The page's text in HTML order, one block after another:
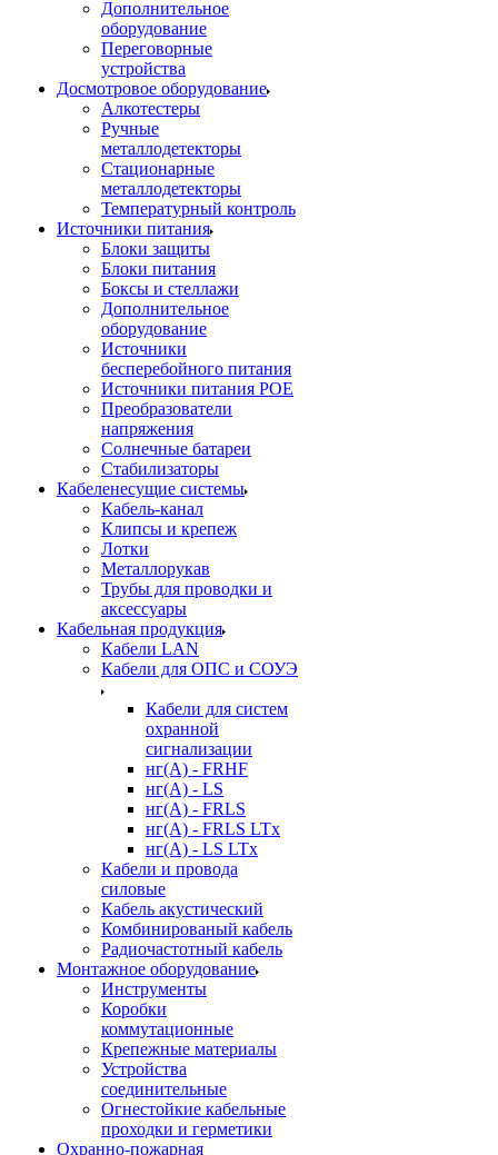
Дополнительное
оборудование
Переговорные
устройства
Досмотровое оборудование
Алкотестеры
Ручные
металлодетекторы
Стационарные
металлодетекторы
Температурный контроль
Источники питания
Блоки защиты
Блоки питания
Боксы и стеллажи
Дополнительное
оборудование
Источники
бесперебойного питания
Источники питания POE
Преобразователи
напряжения
Солнечные батареи
Стабилизаторы
Кабеленесущие системы
Кабель-канал
Клипсы и крепеж
Лотки
Металлорукав
Трубы для проводки и
аксессуары
Кабельная продукция
Кабели LAN
Кабели для ОПС и СОУЭ
Кабели для систем
охранной
сигнализации
нг(A) - FRHF
нг(A) - LS
нг(А) - FRLS
нг(А) - FRLS LTx
нг(А) - LS LTx
Кабели и провода
силовые
Кабель акустический
Комбинированый кабель
Радиочастотный кабель
Монтажное оборудование
Инструменты
Коробки
коммутационные
Крепежные материалы
Устройства
соединительные
Огнестойкие кабельные
проходки и герметики
Охранно-пожарная